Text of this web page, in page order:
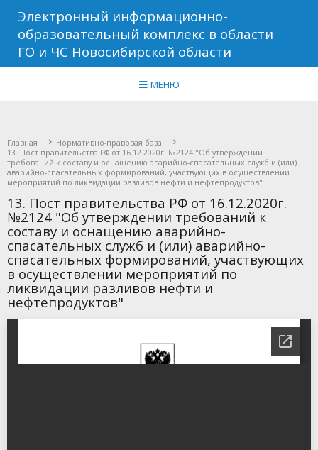
Электронный информационно-
образовательный комплекс в области
ГО и ЧС Новосибирской области
МЕНЮ
Главная
Нормативно-правовая база
13. Пост правительства РФ от 16.12.2020г. №2124 "Об утверждении
требований к составу и оснащению аварийно-спасательных служб и (или)
аварийно-спасательных формирований, участвующих в осуществлении
мероприятий по ликвидации разливов нефти и нефтепродуктов"
13. Пост правительства РФ от 16.12.2020г.
№2124 "Об утверждении требований к
составу и оснащению аварийно-
спасательных служб и (или) аварийно-
спасательных формирований, участвующих
в осуществлении мероприятий по
ликвидации разливов нефти и
нефтепродуктов"